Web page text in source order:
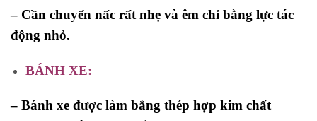
– Cần chuyển nấc rất nhẹ và êm chỉ bằng lực tác
động nhỏ.
BÁNH XE:
– Bánh xe được làm bằng thép hợp kim chất